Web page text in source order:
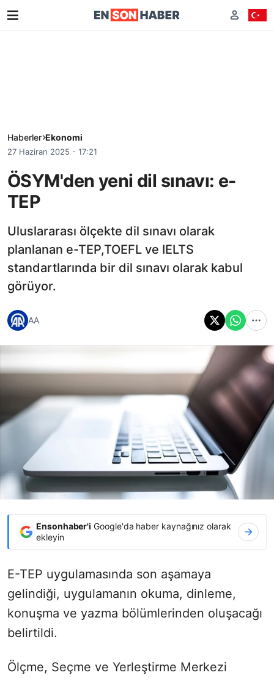
Haberler Ekonomi
27 Haziran 2025 - 17:21
ÖSYM'den yeni dil sınavı: e-
TEP
Uluslararası ölçekte dil sınavı olarak
planlanan e-TEP,TOEFL ve IELTS
standartlarında bir dil sınavı olarak kabul
görüyor.
AA
Ensonhaber'i Google'da haber kaynağınız olarak
ekleyin
E-TEP uygulamasında son aşamaya
gelindiği, uygulamanın okuma, dinleme,
konuşma ve yazma bölümlerinden oluşacağı
belirtildi.
Ölçme, Seçme ve Yerleştirme Merkezi